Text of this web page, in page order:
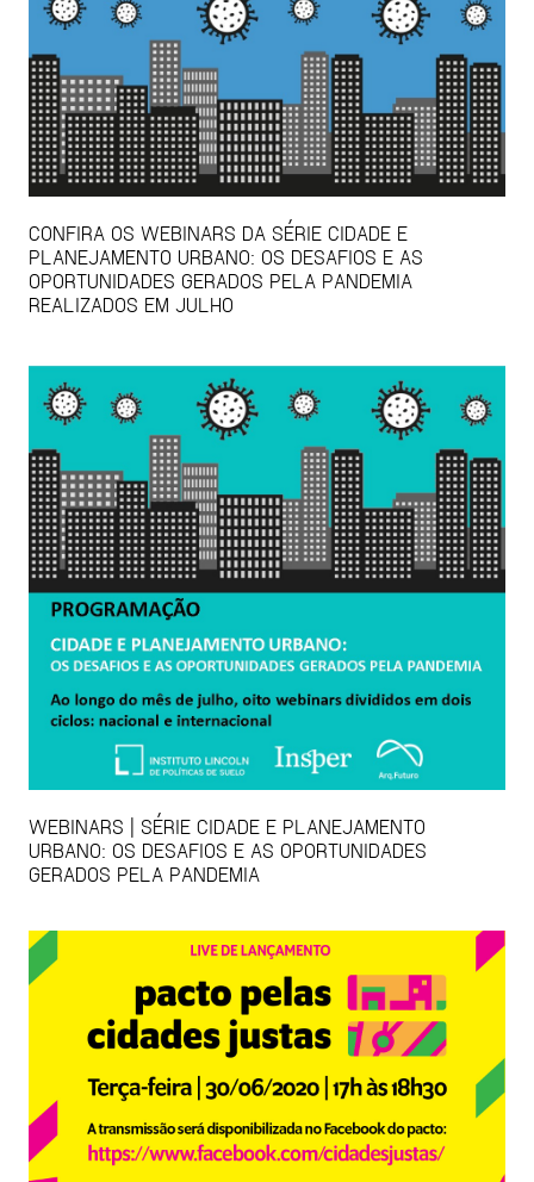
CONFIRA OS WEBINARS DA SÉRIE CIDADE E
PLANEJAMENTO URBANO: OS DESAFIOS E AS
OPORTUNIDADES GERADOS PELA PANDEMIA
REALIZADOS EM JULHO
WEBINARS | SÉRIE CIDADE E PLANEJAMENTO
URBANO: OS DESAFIOS E AS OPORTUNIDADES
GERADOS PELA PANDEMIA